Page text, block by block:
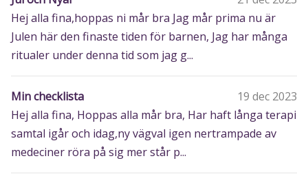
Hej alla fina,hoppas ni mår bra Jag mår prima nu är
Julen här den finaste tiden för barnen, Jag har många
ritualer under denna tid som jag g...
Min checklista
19 dec 2023
Hej alla fina, Hoppas alla mår bra, Har haft långa terapi
samtal igår och idag,ny vägval igen nertrampade av
medeciner röra på sig mer står p...